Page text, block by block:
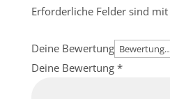
Erforderliche Felder sind mit
Deine Bewertung
Deine Bewertung *